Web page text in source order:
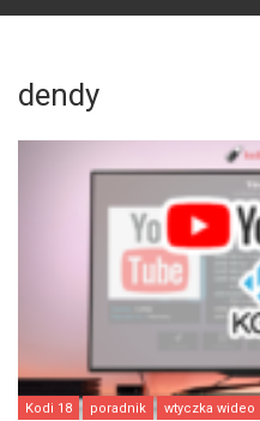
dendy
Kodi 18 poradnik wtyczka wideo